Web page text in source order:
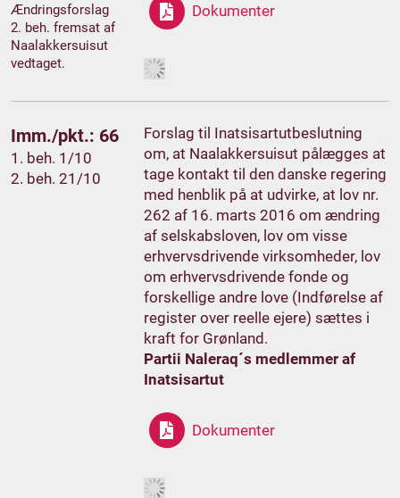
Ændringsforslag
2. beh. fremsat af
Naalakkersuisut
vedtaget.
Dokumenter
Imm./pkt.: 66
1. beh. 1/10
2. beh. 21/10
Forslag til Inatsisartutbeslutning
om, at Naalakkersuisut pålægges at
tage kontakt til den danske regering
med henblik på at udvirke, at lov nr.
262 af 16. marts 2016 om ændring
af selskabsloven, lov om visse
erhvervsdrivende virksomheder, lov
om erhvervsdrivende fonde og
forskellige andre love (Indførelse af
register over reelle ejere) sættes i
kraft for Grønland.
Partii Naleraq´s medlemmer af
Inatsisartut
Dokumenter